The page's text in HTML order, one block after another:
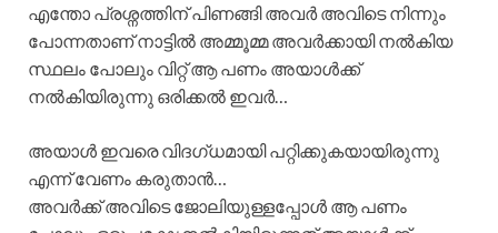
എന്തോ പ്രശ്നത്തിന് പിണങ്ങി അവർ അവിടെ നിന്നും
പോന്നതാണ് നാട്ടിൽ അമ്മൂമ്മ അവർക്കായി നൽകിയ
സ്ഥലം പോലും വിറ്റ് ആ പണം അയാൾക്ക്
നൽകിയിരുന്നു ഒരിക്കൽ ഇവർ…
അയാൾ ഇവരെ വിദഗ്ധമായി പറ്റിക്കുകയായിരുന്നു
എന്ന് വേണം കരുതാൻ…
അവർക്ക് അവിടെ ജോലിയുള്ളപ്പോൾ ആ പണം